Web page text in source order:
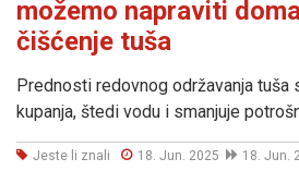
možemo napraviti
čišćenje tuša
Prednosti redovnog održavanja tuša
kupanja, štedi vodu i smanjuje
Jeste li znali 18. Jun. 2025 18. Jun.